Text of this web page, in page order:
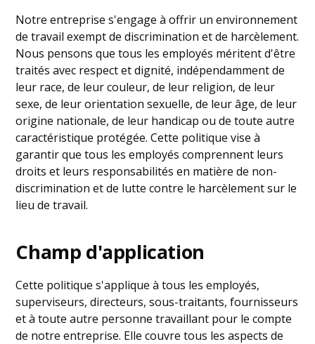
Notre entreprise s'engage à offrir un environnement
de travail exempt de discrimination et de harcèlement.
Nous pensons que tous les employés méritent d'être
traités avec respect et dignité, indépendamment de
leur race, de leur couleur, de leur religion, de leur
sexe, de leur orientation sexuelle, de leur âge, de leur
origine nationale, de leur handicap ou de toute autre
caractéristique protégée. Cette politique vise à
garantir que tous les employés comprennent leurs
droits et leurs responsabilités en matière de non-
discrimination et de lutte contre le harcèlement sur le
lieu de travail.
Champ d'application
Cette politique s'applique à tous les employés,
superviseurs, directeurs, sous-traitants, fournisseurs
et à toute autre personne travaillant pour le compte
de notre entreprise. Elle couvre tous les aspects de